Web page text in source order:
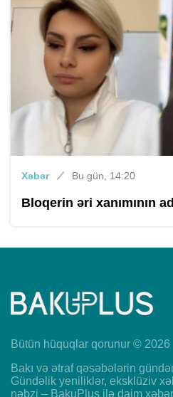
Xəbər Bu gün, 14:20
Bloqerin əri xanımının
Bütün hüquqlar qorunur © 2026
Bakı və ətraf qəsəbələrin
Gündəlik yeniliklər, eksklüziv
nəbzi – BakuPlus ilə daim